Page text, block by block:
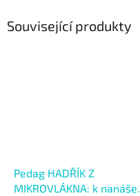
Související produkty
Pedag HADŘÍK Z
MIKROVLÁKNA: k